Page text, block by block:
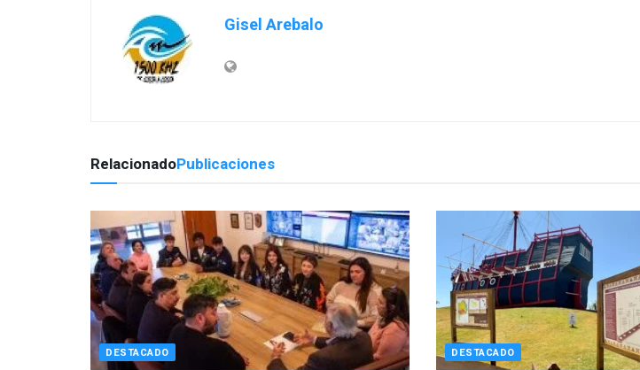
Gisel Arebalo
RelacionadoPublicaciones
DESTACADO DESTACADO